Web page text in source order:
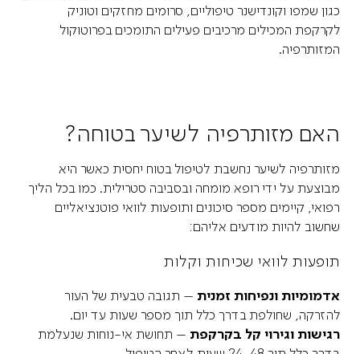
כגון שמפו וקונדישנר טיפוליים, סרומים מחזקים וטוניק
לקרקפת המכילים מרכיבים פעילים התומכים בפרוטוקול
המזותרפיה.
האם מזותרפיה לשיער בטוחה?
מזותרפיה לשיער נחשבת לטיפול בטוח יחסית כאשר היא
מבוצעת על ידי רופא מומחה ובסביבה סטרילית. כמו בכל הליך
רפואי, קיימים מספר סיכונים ותופעות לוואי פוטנציאליים
שחשוב להיות מודעים אליהם:
תופעות לוואי שכיחות וקלות
אדמומיות ונפיחות זמנית– תגובה טבעית של העור
להזרקה, שחולפת בדרך כלל תוך מספר שעות עד יום.
רגישות וגירוי קל בקרקפת– תחושת אי-נוחות שנעלמת